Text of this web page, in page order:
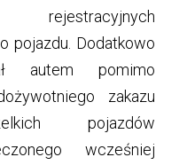
pojazdu. Dodatkowo
autem pomimo
zakazu
pojazdów
wcześniej